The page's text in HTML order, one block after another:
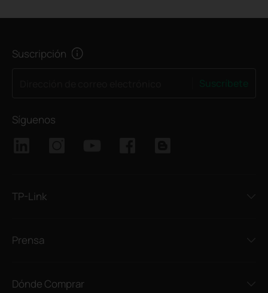
Suscripción
Síguenos
TP-Link
Prensa
Dónde Comprar